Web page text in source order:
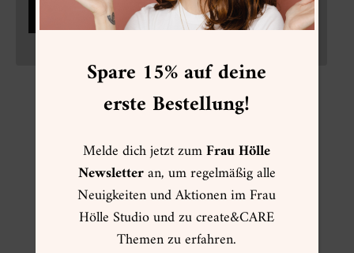
Inhalt entsperren
Spare 15% auf deine
erste Bestellung!
Melde dich jetzt zumFrau Hölle
Newsletteran, um regelmäßig alle
Neuigkeiten und Aktionen im Frau
Hölle Studio und zu create&CARE
Themen zu erfahren.